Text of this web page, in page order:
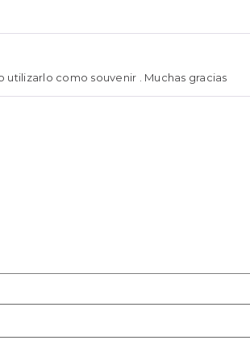
como souvenir . Muchas gracias